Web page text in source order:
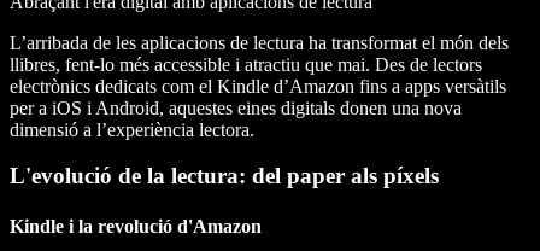
L’arribada de les aplicacions de lectura ha transformat el món dels
llibres, fent-lo més accessible i atractiu que mai. Des de lectors
electrònics dedicats com el Kindle d’Amazon fins a apps versàtils
per a iOS i Android, aquestes eines digitals donen una nova
dimensió a l’experiència lectora.
L'evolució de la lectura: del paper als píxels
Kindle i la revolució d'Amazon